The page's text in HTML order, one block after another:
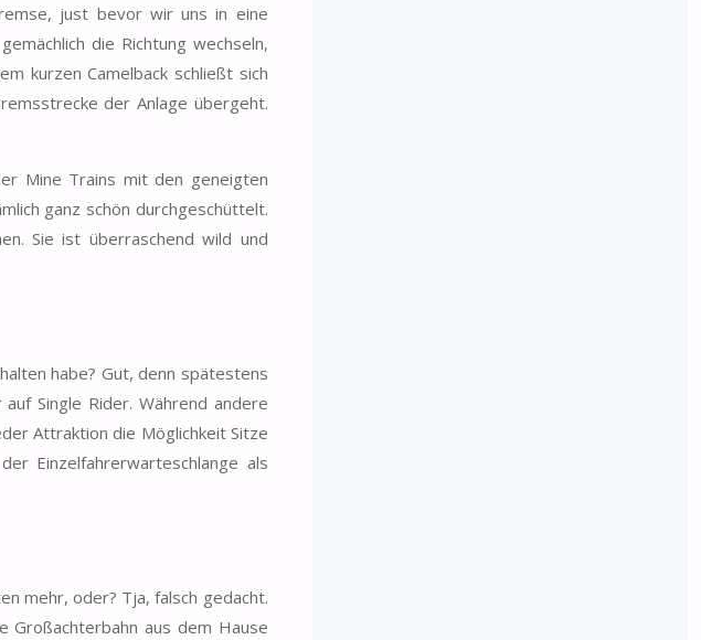
just bevor wir uns in eine
die Richtung wechseln,
kurzen Camelback schließt sich
der Anlage übergeht.
Mine Trains mit den geneigten
ganz schön durchgeschüttelt.
Sie ist überraschend wild und
habe? Gut, denn spätestens
Single Rider. Während andere
Attraktion die Möglichkeit Sitze
Einzelfahrerwarteschlange als
mehr, oder? Tja, falsch gedacht.
Großachterbahn aus dem Hause